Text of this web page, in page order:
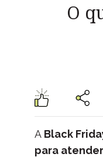
O
A Black
para